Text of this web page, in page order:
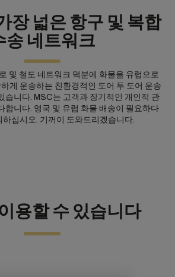
장 넓은 항구 및 복합
송 네트워크
및 철도 네트워크 덕분에 화물을 유럽으로
게 운송하는 친환경적인 도어 투 도어 운송
습니다. MSC는 고객과 장기적인 개인적 관
합니다. 영국 및 유럽 화물 배송이 필요하다
하십시오. 기꺼이 도와드리겠습니다.
용할 수 있습니다